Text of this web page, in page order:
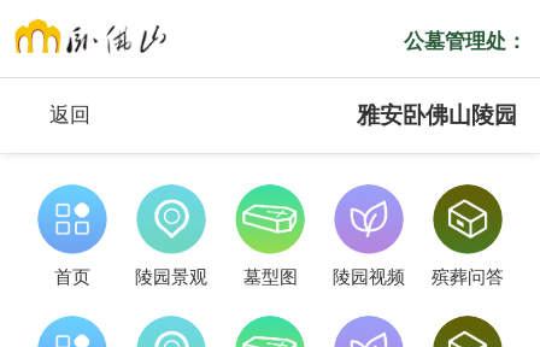
公墓管理处：
返回 雅安卧佛山陵园
首页 陵园景观 墓型图 陵园视频 殡葬问答